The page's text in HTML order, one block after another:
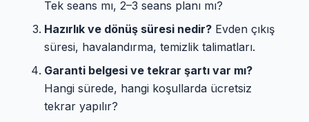
Tek seans mı, 2–3 seans planı mı?
Hazırlık ve dönüş süresi nedir? Evden çıkış
süresi, havalandırma, temizlik talimatları.
Garanti belgesi ve tekrar şartı var mı?
Hangi sürede, hangi koşullarda ücretsiz
tekrar yapılır?